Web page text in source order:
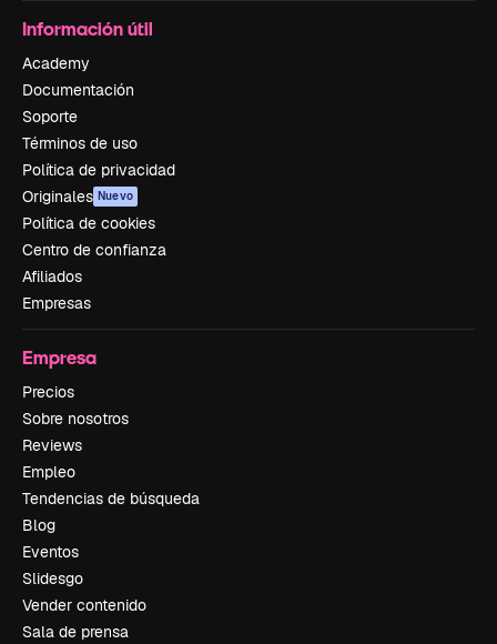
Información útil
Academy
Documentación
Soporte
Términos de uso
Política de privacidad
Originales Nuevo
Política de cookies
Centro de confianza
Afiliados
Empresas
Empresa
Precios
Sobre nosotros
Reviews
Empleo
Tendencias de búsqueda
Blog
Eventos
Slidesgo
Vender contenido
Sala de prensa